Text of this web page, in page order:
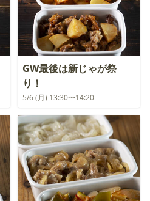
GW最後は新じゃが祭
り！
5/6 (月) 13:30〜14:20